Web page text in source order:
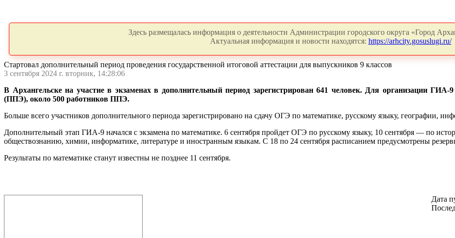
Здесь размещалась информация о деятельности Администрации городского округа «Город
Актуальная информация и новости находятся: https://arhcity.gosuslugi.ru/
Стартовал дополнительный период проведения государственной итоговой аттестации для выпускников 9 классов
3 сентября 2024 г. вторник, 14:28:06
В Архангельске на участие в экзаменах в дополнительный период зарегистрирован 641 человек. Для организации ГИА-9
(ППЭ), около 500 работников ППЭ.
Больше всего участников дополнительного периода зарегистрировано на сдачу ОГЭ по математике, русскому языку, географии,
Дополнительный этап ГИА-9 начался с экзамена по математике. 6 сентября пройдет ОГЭ по русскому языку, 10 сентября — по
обществознанию, химии, информатике, литературе и иностранным языкам. С 18 по 24 сентября расписанием предусмотрены
Результаты по математике станут известны не позднее 11 сентября.
Дата